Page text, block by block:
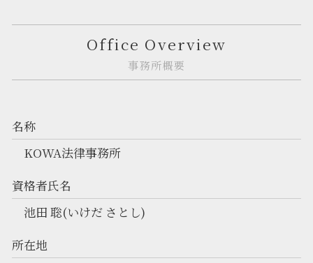
Office Overview
事務所概要
名称
KOWA法律事務所
資格者氏名
池田 聡(いけだ さとし)
所在地